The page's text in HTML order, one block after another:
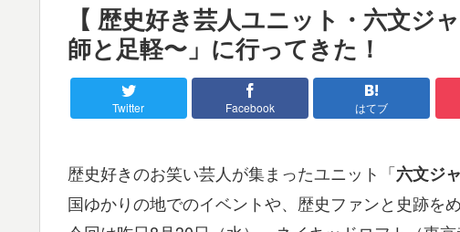
【 歴史好き芸人ユニット・六文ジ
師と足軽〜」に行ってきた！
Twitter Facebook はてブ
歴史好きのお笑い芸人が集まったユニット「六文ジ
国ゆかりの地でのイベントや、歴史ファンと史跡を